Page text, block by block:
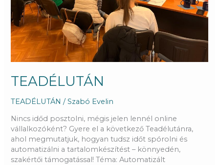
TEADÉLUTÁN
TEADÉLUTÁN /Szabó Evelin
Nincs időd posztolni, mégis jelen lennél online
vállalkozóként? Gyere el a következő Teadélutánra,
ahol megmutatjuk, hogyan tudsz időt spórolni és
automatizálni a tartalomkészítést – könnyedén,
szakértői támogatással! Téma: Automatizált